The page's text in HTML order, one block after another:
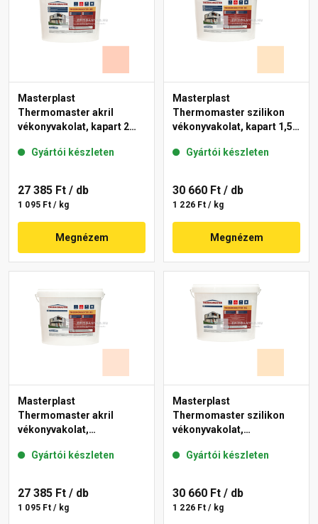
Masterplast
Thermomaster akril
vékonyvakolat, kapart 2
Gyártói készleten
27 385 Ft / db
1 095 Ft / kg
Megnézem
Masterplast
Thermomaster szilikon
vékonyvakolat, kapart 1,5
Gyártói készleten
30 660 Ft / db
1 226 Ft / kg
Megnézem
Masterplast
Thermomaster akril
vékonyvakolat,
11-F 25 kg
Gyártói készleten
27 385 Ft / db
1 095 Ft / kg
Masterplast
Thermomaster szilikon
vékonyvakolat,
02-E 25 kg
Gyártói készleten
30 660 Ft / db
1 226 Ft / kg